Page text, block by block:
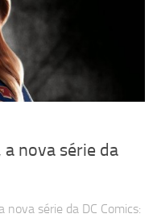
nova série da
série da DC Comics: